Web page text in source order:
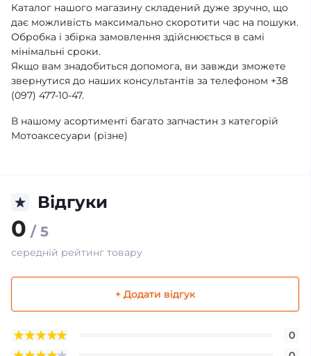
Каталог нашого магазину складений дуже зручно, що
дає можливість максимально скоротити час на пошуки.
Обробка і збірка замовлення здійснюється в самі
мінімальні сроки.
Якщо вам знадобиться допомога, ви завжди зможете
звернутися до наших консультантів за телефоном +38
(097) 477-10-47.
В нашому асортименті багато запчастин з категорій
Мотоаксесуари (різне)
Відгуки
0 / 5
середній рейтинг товару
+ Додати відгук
0